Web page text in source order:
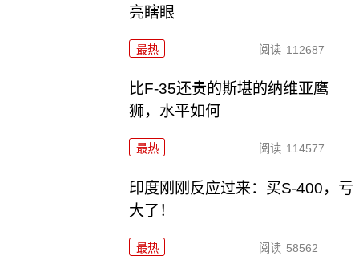
亮瞎眼
最热 阅读 112687
比F-35还贵的斯堪的纳维亚鹰
狮，水平如何
最热 阅读 114577
印度刚刚反应过来：买S-400，亏
大了！
最热 阅读 58562